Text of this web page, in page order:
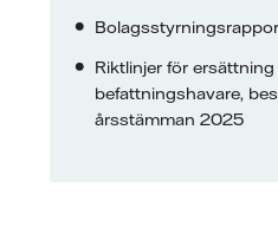
Riktlinjer för
befattningshavare,
årsstämman 2025